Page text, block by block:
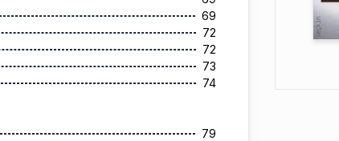
69
72
72
73
74
79